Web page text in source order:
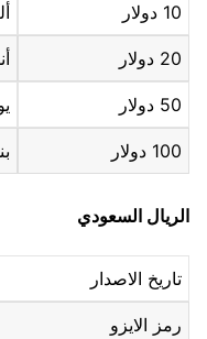
10 دولار
20 دولار
50 دولار
100 دولار
الريال السعودي
تاريخ الاصدار
رمز الايزو